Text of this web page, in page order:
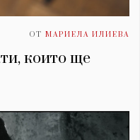
ОТ МАРИЕЛА ИЛИЕВА
които ще